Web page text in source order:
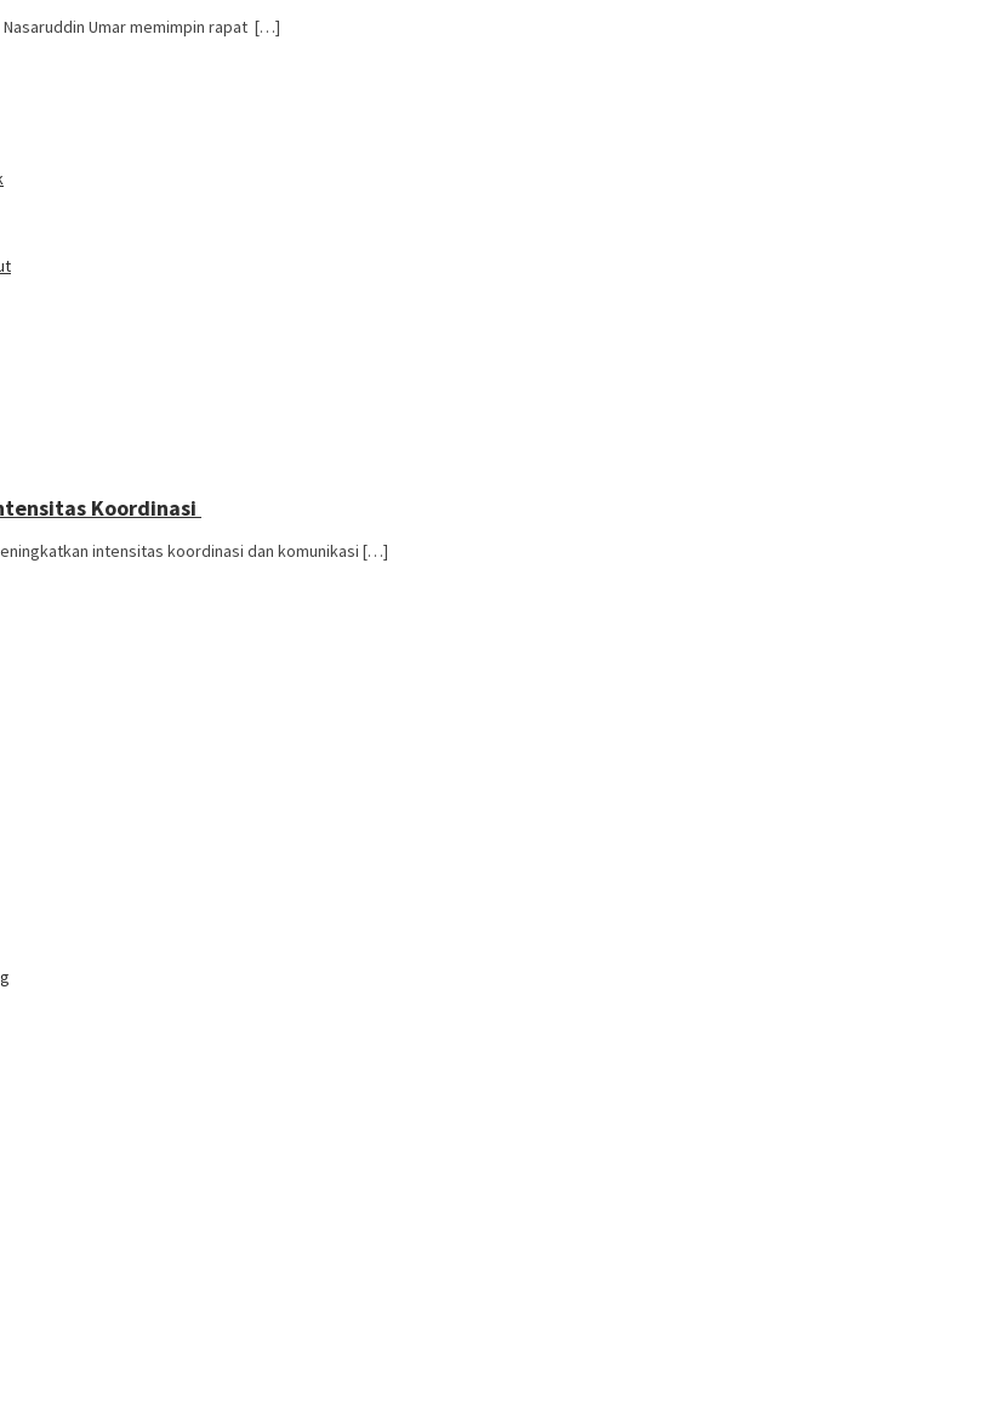
Umar memimpin rapat […]
Koordinasi
intensitas koordinasi dan komunikasi […]